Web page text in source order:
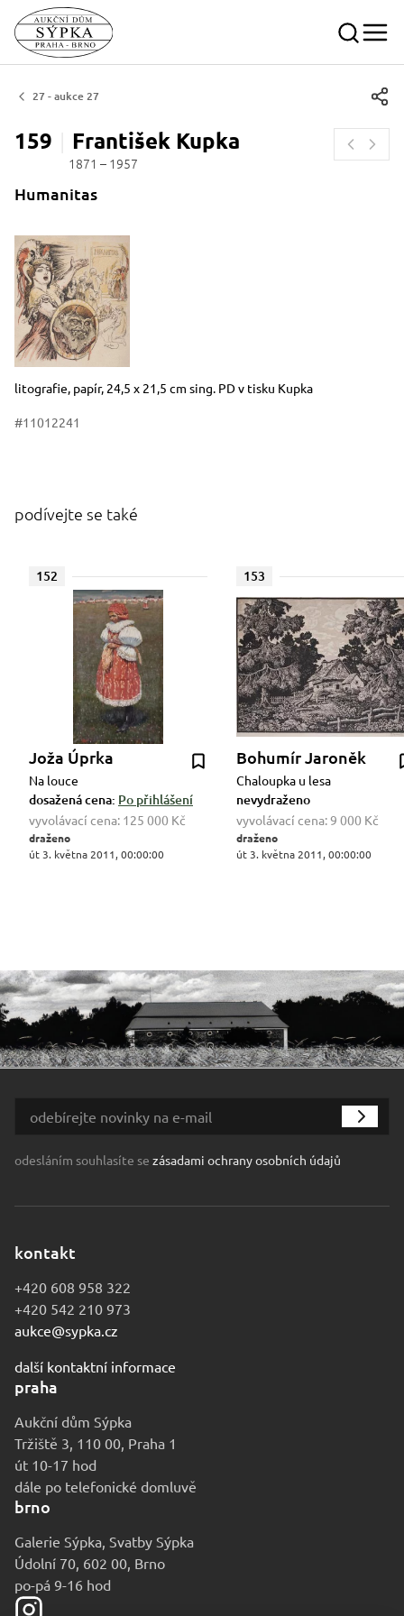
27 - aukce 27
159 František Kupka
1871 – 1957
Humanitas
Rozměry
Stručný popis předmětu
litografie, papír, 24,5 x 21,5 cm sing. PD v tisku Kupka
#11012241
podívejte se také
152
Joža Úprka
Na louce
dosažená cena: Po přihlášení
vyvolávací cena: 125 000 Kč
draženo
út 3. května 2011, 00:00:00
153
Bohumír Jaroněk
Chaloupka u lesa
nevydraženo
vyvolávací cena:9 000 Kč
draženo
út 3. května 2011, 00:00:00
odesláním souhlasíte se zásadami ochrany osobních údajů
kontakt
+420 608 958 322
+420 542 210 973
aukce@sypka.cz
další kontaktní informace
praha
Aukční dům Sýpka
Tržiště 3, 110 00, Praha 1
út 10-17 hod
dále po telefonické domluvě
brno
Galerie Sýpka, Svatby Sýpka
Údolní 70, 602 00, Brno
po-pá 9-16 hod